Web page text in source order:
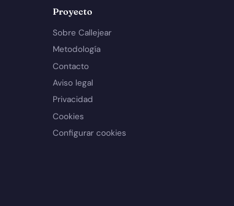
Proyecto
Sobre Callejear
Metodología
Contacto
Aviso legal
Privacidad
Cookies
Configurar cookies